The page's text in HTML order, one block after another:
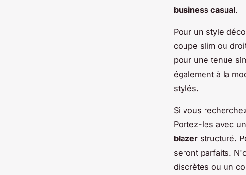
business casual.
Pour un style
coupe slim ou
pour une tenue
également à la
stylés.
Si vous
Portez-les avec
blazer structuré.
seront parfaits.
discrètes ou un